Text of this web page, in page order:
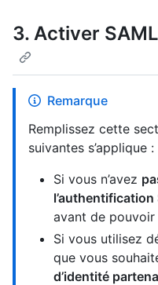
3. Activer
Remarque
Remplissez cette
suivantes s’applique :
Si vous n’avez
l’authentification
avant de pouvoir
Si vous utilisez
que vous
d’identité